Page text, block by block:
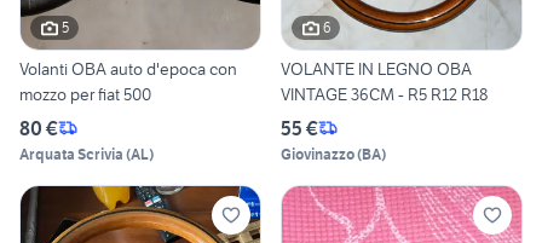
5
Volanti OBA auto d'epoca con
mozzo per fiat 500
80 €
Arquata Scrivia (AL)
6
VOLANTE IN LEGNO OBA
VINTAGE 36CM - R5 R12 R18
55 €
Giovinazzo(BA)